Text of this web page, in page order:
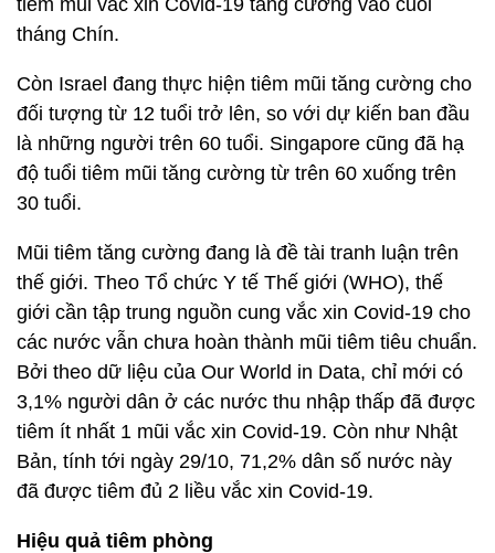
tiêm mũi vắc xin Covid-19 tăng cường vào cuối
tháng Chín.
Còn Israel đang thực hiện tiêm mũi tăng cường cho
đối tượng từ 12 tuổi trở lên, so với dự kiến ban đầu
là những người trên 60 tuổi. Singapore cũng đã hạ
độ tuổi tiêm mũi tăng cường từ trên 60 xuống trên
30 tuổi.
Mũi tiêm tăng cường đang là đề tài tranh luận trên
thế giới. Theo Tổ chức Y tế Thế giới (WHO), thế
giới cần tập trung nguồn cung vắc xin Covid-19 cho
các nước vẫn chưa hoàn thành mũi tiêm tiêu chuẩn.
Bởi theo dữ liệu của Our World in Data, chỉ mới có
3,1% người dân ở các nước thu nhập thấp đã được
tiêm ít nhất 1 mũi vắc xin Covid-19. Còn như Nhật
Bản, tính tới ngày 29/10, 71,2% dân số nước này
đã được tiêm đủ 2 liều vắc xin Covid-19.
Hiệu quả tiêm phòng